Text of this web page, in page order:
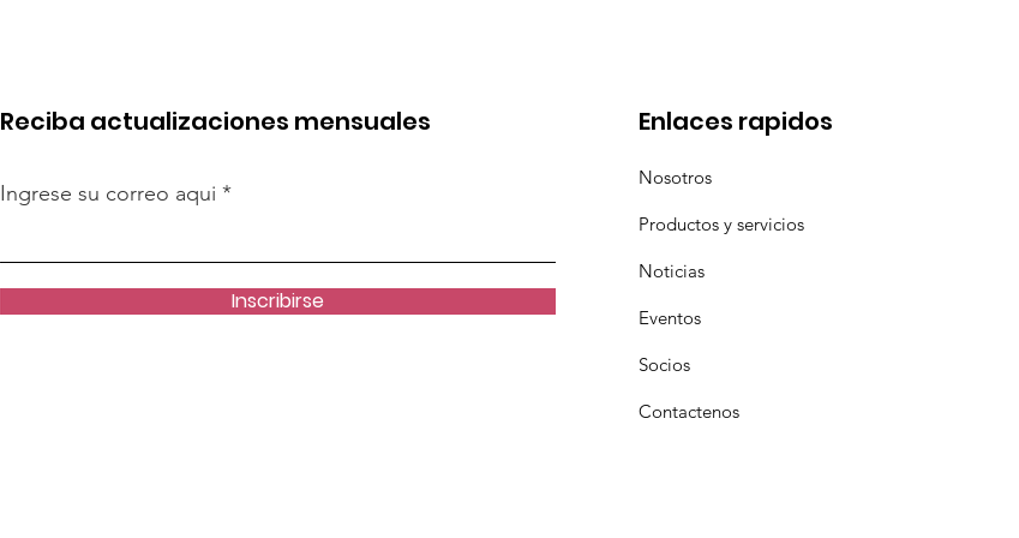
Reciba actualizaciones mensuales
Ingrese su correo aqui
Inscribirse
Enlaces rapidos
Nosotros
Productos y servicios
Noticias
Eventos
Socios
Contactenos